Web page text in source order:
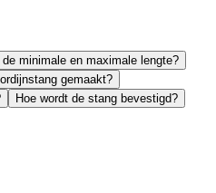
minimale en maximale lengte?
gemaakt?
Hoe wordt de stang bevestigd?